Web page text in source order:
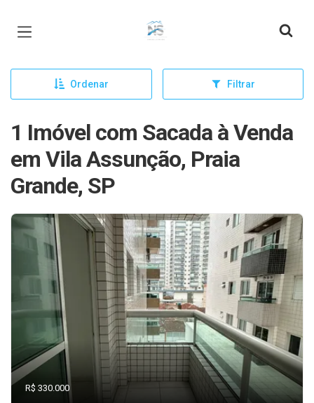
Página inicial
Ordenar Filtrar
1 Imóvel com Sacada à Venda
em Vila Assunção, Praia
Grande, SP
R$ 330.000